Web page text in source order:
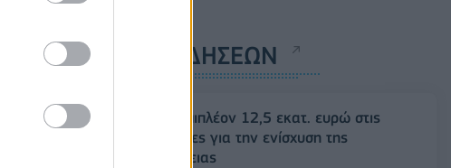
ΡΟΗ ΕΙΔΗΣΕΩΝ
ΥΠΑΑΤ: Επιπλέον 12,5 εκατ. ευρώ στις
Περιφέρειες για την ενίσχυση της
βιοασφάλειας